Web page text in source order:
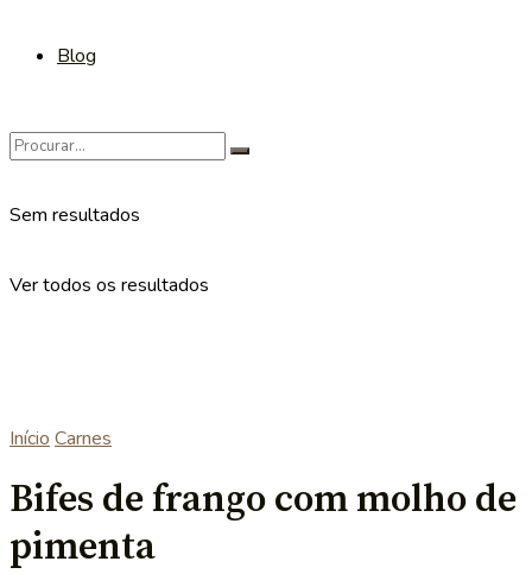
Blog
Sem resultados
Ver todos os resultados
Início Carnes
Bifes de frango com molho de
pimenta